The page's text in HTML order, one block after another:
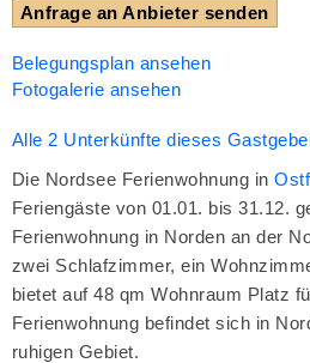
Anfrage an Anbieter senden
Belegungsplan ansehen
Fotogalerie ansehen
Alle 2 Unterkünfte dieses
Die Nordsee Ferienwohnung in
Feriengäste von 01.01. bis 31.12.
Ferienwohnung in Norden an der
zwei Schlafzimmer, ein
bietet auf 48 qm Wohnraum Platz
Ferienwohnung befindet sich in
ruhigen Gebiet.